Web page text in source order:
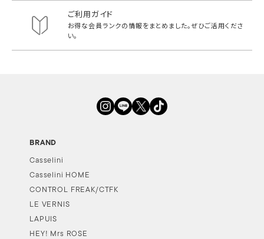
ご利用ガイド
お得な会員ランクの情報をまとめました。ぜひご活用くださ
い。
BRAND
Casselini
Casselini HOME
CONTROL FREAK/CTFK
LE VERNIS
LAPUIS
HEY! Mrs ROSE